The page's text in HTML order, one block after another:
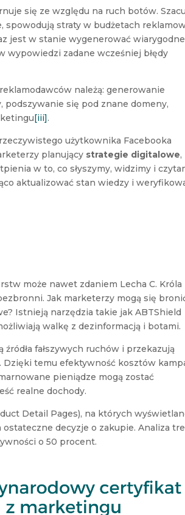
się ze względu na ruch botów.
spowodują straty w budżetach
jest w stanie wygenerować wiarygodne
wypowiedzi zadane wcześniej błędy
należą: generowanie
podszywanie się pod znane domeny,
[iii].
użytkownika Facebooka
planujący strategie digitalowe,
w to, co słyszymy, widzimy i
aktualizować stan wiedzy i
może nawet zdaniem Lecha C. Króla
Jak marketerzy mogą się
Istnieją narzędzia takie jak ABTShield
walkę z dezinformacją i botami.
fałszywych ruchów i przekazują
Dzięki temu efektywność kosztów
pieniądze mogą zostać
realne dochody.
Detail Pages), na których
decyzje o zakupie. Analiza
o 50 procent.